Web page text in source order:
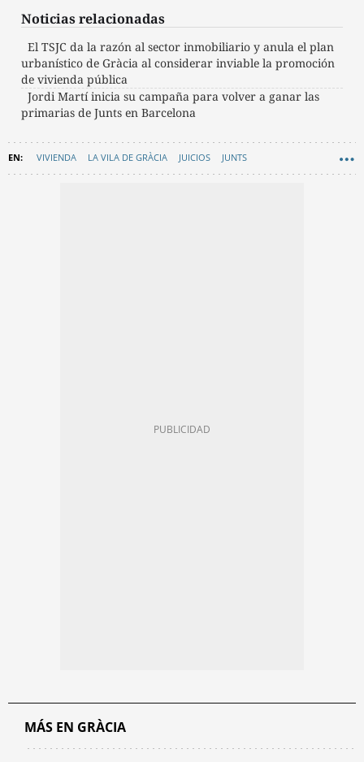
Noticias relacionadas
El TSJC da la razón al sector inmobiliario y anula el plan
urbanístico de Gràcia al considerar inviable la promoción
de vivienda pública
Jordi Martí inicia su campaña para volver a ganar las
primarias de Junts en Barcelona
VIVIENDA LA VILA DE GRÀCIA JUICIOS JUNTS
MÁS EN GRÀCIA